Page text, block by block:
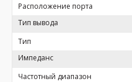
Расположение порта
Тип вывода
Тип
Импеданс
Частотный диапазон